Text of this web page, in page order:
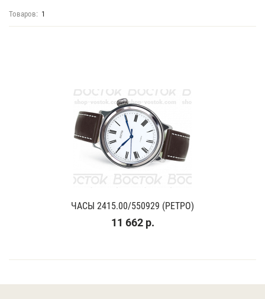
Товаров: 1
ЧАСЫ 2415.00/550929 (РЕТРО)
11 662 р.